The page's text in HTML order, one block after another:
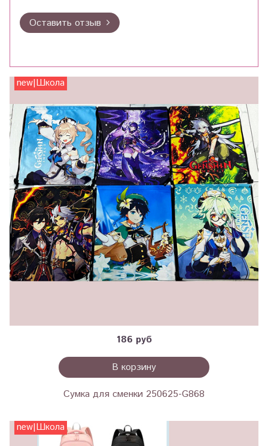
Оставить отзыв
new|Школа
186 руб
В корзину
Сумка для сменки 250625-G868
new|Школа